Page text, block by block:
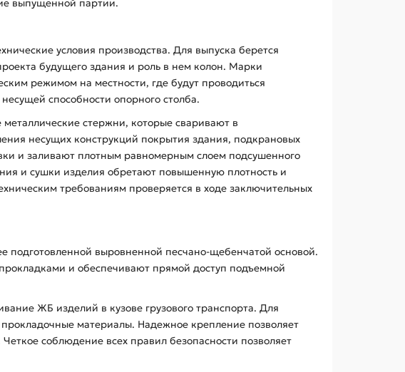
выпущенной партии.
условия производства. Для выпуска берется
будущего здания и роль в нем колон. Марки
режимом на местности, где будут проводиться
способности опорного столба.
металлические стержни, которые сваривают в
несущих конструкций покрытия здания, подкрановых
и заливают плотным равномерным слоем подсушенного
и сушки изделия обретают повышенную плотность и
требованиям проверяется в ходе заключительных
подготовленной выровненной песчано-щебенчатой основой.
и обеспечивают прямой доступ подъемной
ЖБ изделий в кузове грузового транспорта. Для
материалы. Надежное крепление позволяет
соблюдение всех правил безопасности позволяет